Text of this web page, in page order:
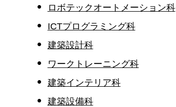
ロボテックオートメーション科
ICTプログラミング科
建築設計科
ワークトレーニング科
建築インテリア科
建築設備科